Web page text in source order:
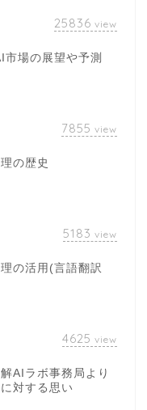
25836 view
場の展望や予測
7855 view
の歴史
5183 view
の活用(言語翻訳
4625 view
解AIラボ事務局より
対する思い